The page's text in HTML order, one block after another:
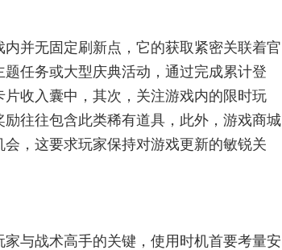
并无固定刷新点，它的获取紧密关联着官
任务或大型庆典活动，通过完成累计登
收入囊中，其次，关注游戏内的限时玩
往往包含此类稀有道具，此外，游戏商城
，这要求玩家保持对游戏更新的敏锐关
与战术高手的关键，使用时机首要考量安